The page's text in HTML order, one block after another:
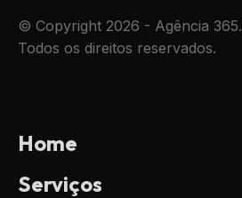
© Copyright 2026 - Agência 365.
Todos os direitos reservados.
Home
Serviços